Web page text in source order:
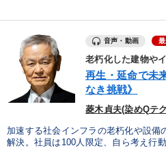
2026年春季全国経営者セミナー収
タル版（音声／動画ストリーミン
後継社長・アトツギ 147回春季
タル版（音声／動画ストリーミン
音声・動画
老朽化した建物や
再生・延命で未
なき挑戦》
菱木貞夫(染めQテ
加速する社会インフラの老朽化や設備
解決。社員は100人限定、自ら考え行